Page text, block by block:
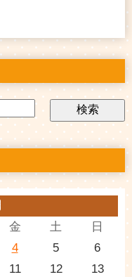
金 土 日
4 5
6
11 12
13